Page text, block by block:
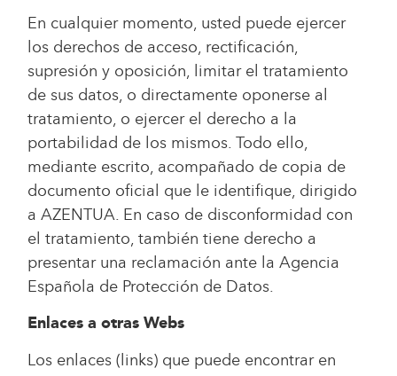
En cualquier momento, usted puede ejercer
los derechos de acceso, rectificación,
supresión y oposición, limitar el tratamiento
de sus datos, o directamente oponerse al
tratamiento, o ejercer el derecho a la
portabilidad de los mismos. Todo ello,
mediante escrito, acompañado de copia de
documento oficial que le identifique, dirigido
a AZENTUA. En caso de disconformidad con
el tratamiento, también tiene derecho a
presentar una reclamación ante la Agencia
Española de Protección de Datos.
Enlaces a otras Webs
Los enlaces (links) que puede encontrar en